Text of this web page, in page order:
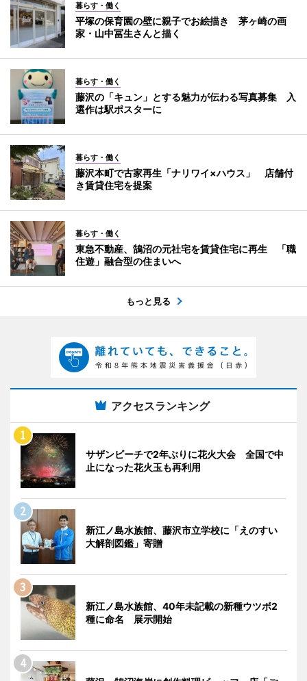
暮らす・働く
平塚の保育園の壁に親子でお絵描き 茅ヶ崎の画
家・山中冨生さんと描く
暮らす・働く
藤沢の「キュン」とする魅力が伝わる写真募集 入
選作は駅ポスターに
暮らす・働く
藤沢本町で古家再生「ナリワイ×ハウス」 店舗付
き賃貸住宅を提案
暮らす・働く
東急不動産、鵠沼の元社宅を賃貸住宅に再生 「職
住遊」融合型の住まいへ
もっと見る
アクセスランキング
サザンビーチで2年ぶりに花火大会 全国で中
止になった花火玉も再利用
新江ノ島水族館、藤沢市立学校に「えのすい
大解剖図鑑」寄贈
新江ノ島水族館、40年未記載の新種ウツボ2
種に命名 展示開始